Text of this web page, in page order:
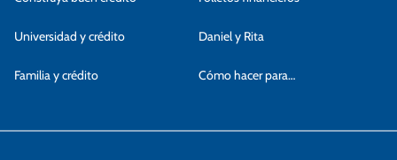
Universidad y crédito
Familia y crédito
Daniel y Rita
Cómo hacer para…